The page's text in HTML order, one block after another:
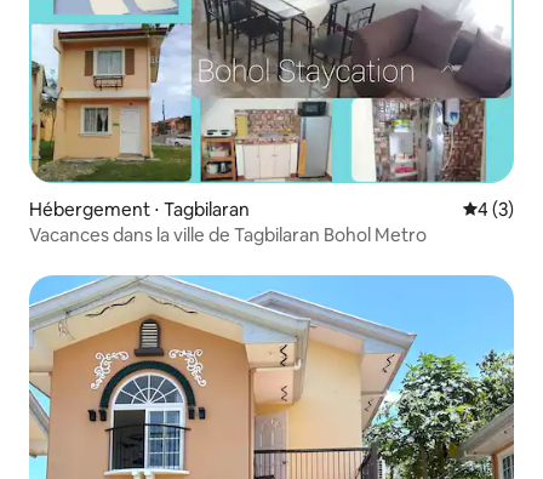
Hébergement ⋅ Tagbilaran
4 (3)
Vacances dans la ville de Tagbilaran Bohol Metro